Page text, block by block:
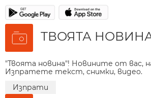
ТВОЯТА
"Твоята новина"! Новините от вас,
Изпратете текст, снимки, видео.
Изпрати